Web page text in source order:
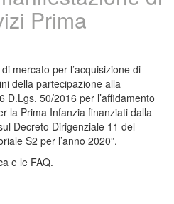
Prima
mercato per l’acquisizione di
della partecipazione alla
50/2016 per l’affidamento
la Prima Infanzia finanziati dalla
Decreto Dirigenziale 11 del
S2 per l’anno 2020”.
e le FAQ.